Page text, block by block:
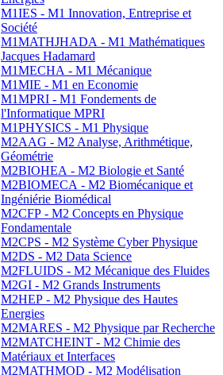
M1IES - M1 Innovation, Entreprise et
Société
M1MATHJHADA - M1 Mathématiques
Jacques Hadamard
M1MECHA - M1 Mécanique
M1MIE - M1 en Economie
M1MPRI - M1 Fondements de
l'Informatique MPRI
M1PHYSICS - M1 Physique
M2AAG - M2 Analyse, Arithmétique,
Géométrie
M2BIOHEA - M2 Biologie et Santé
M2BIOMECA - M2 Biomécanique et
Ingéniérie Biomédical
M2CFP - M2 Concepts en Physique
Fondamentale
M2CPS - M2 Système Cyber Physique
M2DS - M2 Data Science
M2FLUIDS - M2 Mécanique des Fluides
M2GI - M2 Grands Instruments
M2HEP - M2 Physique des Hautes
Energies
M2MARES - M2 Physique par Recherche
M2MATCHEINT - M2 Chimie des
Matériaux et Interfaces
M2MATHMOD - M2 Modélisation